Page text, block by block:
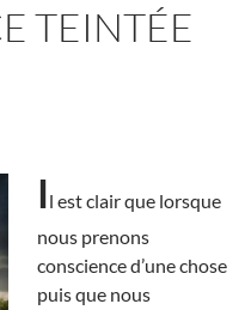
TEINTÉE
Il est clair que lorsque
nous prenons
conscience d’une chose
puis que nous